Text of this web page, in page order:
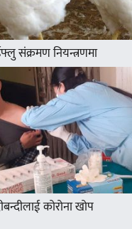
संक्रमण नियन्त्रणमा
कोरोना खोप